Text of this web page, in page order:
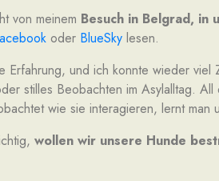
von meinem Besuch in Belgrad, in
oder BlueSky lesen.
Erfahrung, und ich konnte wieder viel
stilles Beobachten im Asylalltag.
wie sie interagieren, lernt man
wollen wir unsere Hunde